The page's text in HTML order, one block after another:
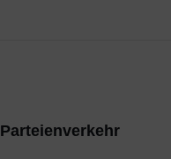
Parteienverkehr